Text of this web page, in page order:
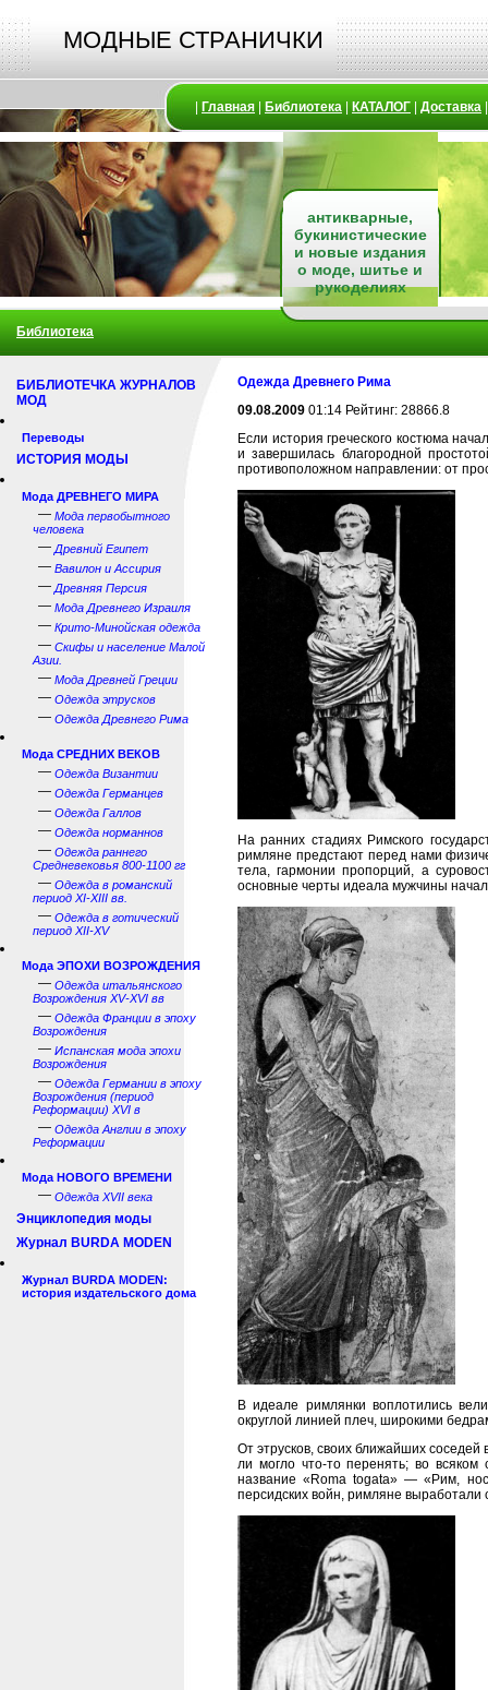
МОДНЫЕ СТРАНИЧКИ
Главная Библиотека КАТАЛОГ Доставка
антикварные,
букинистические
и новые издания
о моде, шитье и
рукоделиях
Библиотека
БИБЛИОТЕЧКА ЖУРНАЛОВ
МОД
Переводы
ИСТОРИЯ МОДЫ
Мода ДРЕВНЕГО МИРА
— Мода первобытного
человека
— Древний Египет
— Вавилон и Ассирия
— Древняя Персия
— Мода Древнего Израиля
— Крито-Минойская одежда
— Скифы и население Малой
Азии.
— Мода Древней Греции
— Одежда этрусков
— Одежда Древнего Рима
Мода СРЕДНИХ ВЕКОВ
— Одежда Византии
— Одежда Германцев
— Одежда Галлов
— Одежда норманнов
— Одежда раннего
Средневековья 800-1100 гг
— Одежда в романский
период XI-XIII вв.
— Одежда в готический
период XII-XV
Мода ЭПОХИ ВОЗРОЖДЕНИЯ
— Одежда итальянского
Возрождения XV-XVI вв
— Одежда Франции в эпоху
Возрождения
— Испанская мода эпохи
Возрождения
— Одежда Германии в эпоху
Возрождения (период
Реформации) XVI в
— Одежда Англии в эпоху
Реформации
Мода НОВОГО ВРЕМЕНИ
— Одежда XVII века
Энциклопедия моды
Журнал BURDA MODEN
Журнал BURDA MODEN:
история издательского дома
Одежда Древнего Рима
09.08.2009 01:14 Рейтинг: 28866.8
Если история греческого костюма
и завершилась благородной
противоположном направлении: от
На ранних стадиях Римского
римляне предстают перед нами
тела, гармонии пропорций, а
основные черты идеала мужчины
В идеале римлянки воплотились
округлой линией плеч, широкими
От этрусков, своих ближайших
ли могло что-то перенять; во всяком
название «Roma togata» — «Рим,
персидских войн, римляне выработали